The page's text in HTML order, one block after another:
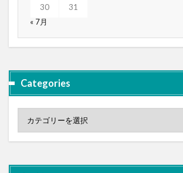
30
31
« 7月
Categories